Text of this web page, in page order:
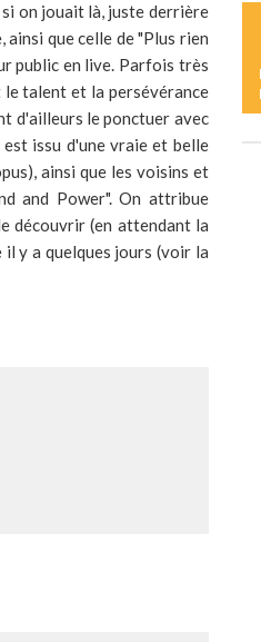
on jouait là, juste derrière
ainsi que celle de "Plus rien
public en live. Parfois très
talent et la persévérance
d'ailleurs le ponctuer avec
issu d'une vraie et belle
ainsi que les voisins et
and Power". On attribue
découvrir (en attendant la
y a quelques jours (voir la